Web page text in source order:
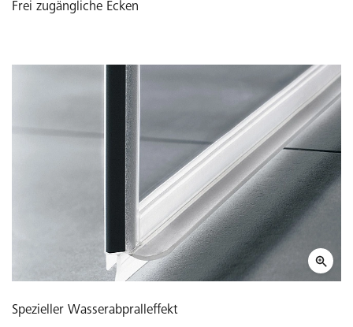
Frei zugängliche Ecken
Spezieller Wasserabpralleffekt